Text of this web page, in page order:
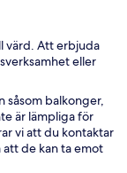
värd. Att erbjuda
eller
såsom balkonger,
är lämpliga för
vi att du kontaktar
de kan ta emot